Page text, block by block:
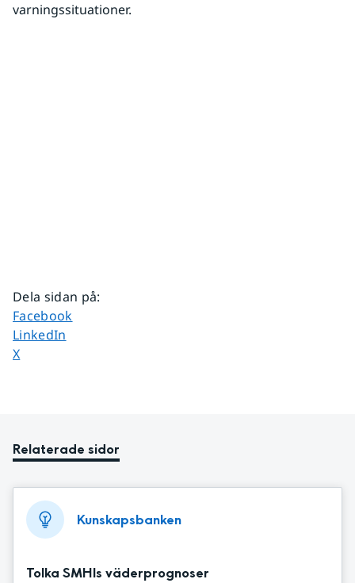
varningssituationer.
Dela sidan på:
Dela sidan på
Facebook
Dela sidan på
LinkedIn
Dela sidan på
X
Relaterade sidor
Kunskapsbanken
Tolka SMHIs väderprognoser